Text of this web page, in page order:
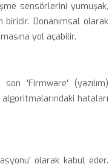
sensörlerini yumuşak,
Donanımsal olarak
yol açabilir.
son 'Firmware' (yazılım)
hataları
olarak kabul eder.